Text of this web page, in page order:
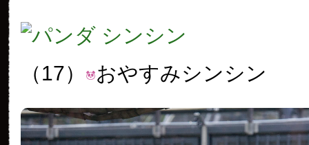
（17） おやすみシンシン